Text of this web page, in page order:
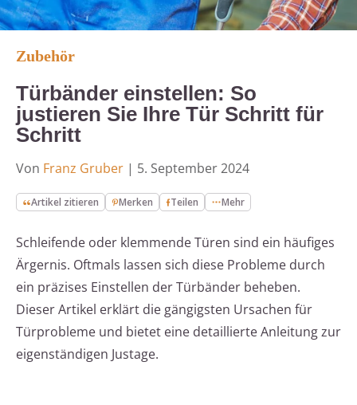
Zubehör
Türbänder einstellen: So
justieren Sie Ihre Tür Schritt für
Schritt
Von Franz Gruber | 5. September 2024
Artikel zitieren Merken Teilen Mehr
Schleifende oder klemmende Türen sind ein häufiges
Ärgernis. Oftmals lassen sich diese Probleme durch
ein präzises Einstellen der Türbänder beheben.
Dieser Artikel erklärt die gängigsten Ursachen für
Türprobleme und bietet eine detaillierte Anleitung zur
eigenständigen Justage.